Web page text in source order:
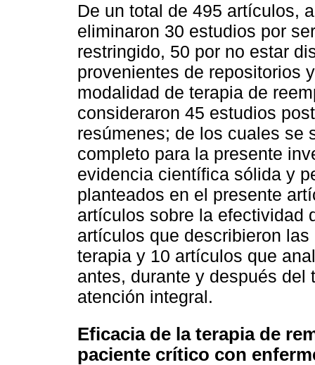
De un total de 495 artículos,
eliminaron 30 estudios por
restringido, 50 por no estar
provenientes de repositorios
modalidad de terapia de
consideraron 45 estudios
resúmenes; de los cuales se
completo para la presente
evidencia científica sólida y
planteados en el presente
artículos sobre la efectividad
artículos que describieron
terapia y 10 artículos que
antes, durante y después del
atención integral.
Eficacia de la terapia de
paciente crítico con